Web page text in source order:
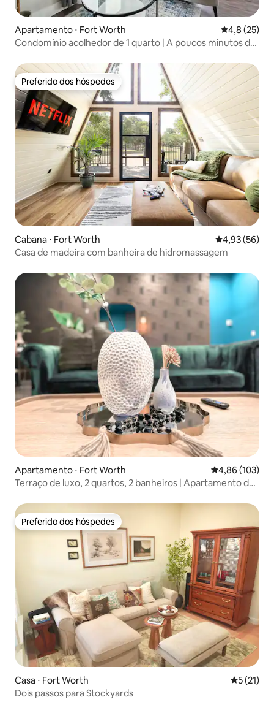
Apartamento ⋅ Fort Worth 4,8 de uma
4,8 (25)
Condomínio acolhedor de 1 quarto | A poucos minutos do
Preferido dos hóspedes
Preferido dos hóspedes
Cabana ⋅ Fort Worth 4,93 de uma
4,93 (56)
Casa de madeira com banheira de hidromassagem
Apartamento ⋅ Fort Worth 4,86 de uma
4,86 (103)
Terraço de luxo, 2 quartos, 2 banheiros | Apartamento de
Preferido dos hóspedes
Preferido dos hóspedes
Casa ⋅ Fort Worth 5 de uma
5 (21)
Dois passos para Stockyards